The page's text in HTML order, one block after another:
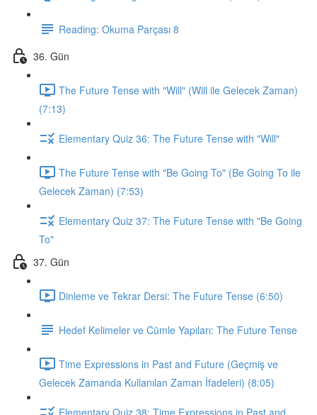
Reading: Okuma Parçası 8
36. Gün
The Future Tense with "Will" (Will ile Gelecek Zaman)
(7:13)
Elementary Quiz 36: The Future Tense with "Will"
The Future Tense with "Be Going To" (Be Going To ile
Gelecek Zaman) (7:53)
Elementary Quiz 37: The Future Tense with "Be Going
To"
37. Gün
Dinleme ve Tekrar Dersi: The Future Tense (6:50)
Hedef Kelimeler ve Cümle Yapıları: The Future Tense
Time Expressions in Past and Future (Geçmiş ve
Gelecek Zamanda Kullanılan Zaman İfadeleri) (8:05)
Elementary Quiz 38: Time Expressions in Past and